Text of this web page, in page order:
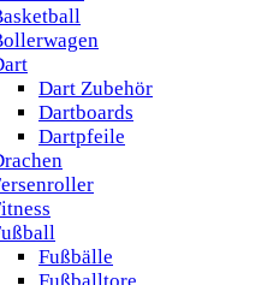
Dart Zubehör
Dartboards
Dartpfeile
Fußbälle